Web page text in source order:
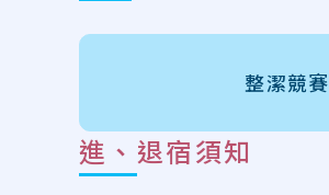
整潔競賽
進、退宿須知